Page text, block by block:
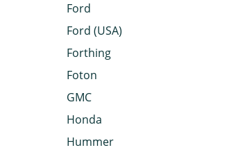
Ford
Ford (USA)
Forthing
Foton
GMC
Honda
Hummer